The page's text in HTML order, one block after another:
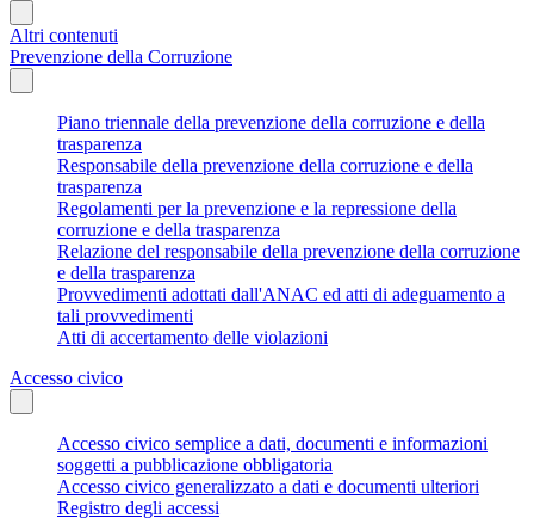
Altri contenuti
Prevenzione della Corruzione
Piano triennale della prevenzione della corruzione e della
trasparenza
Responsabile della prevenzione della corruzione e della
trasparenza
Regolamenti per la prevenzione e la repressione della
corruzione e della trasparenza
Relazione del responsabile della prevenzione della corruzione
e della trasparenza
Provvedimenti adottati dall'ANAC ed atti di adeguamento a
tali provvedimenti
Atti di accertamento delle violazioni
Accesso civico
Accesso civico semplice a dati, documenti e informazioni
soggetti a pubblicazione obbligatoria
Accesso civico generalizzato a dati e documenti ulteriori
Registro degli accessi